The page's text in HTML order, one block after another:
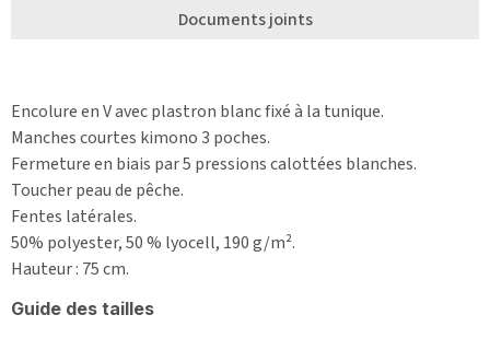
Documents joints
Encolure en V avec plastron blanc fixé à la tunique.
Manches courtes kimono 3 poches.
Fermeture en biais par 5 pressions calottées blanches.
Toucher peau de pêche.
Fentes latérales.
50% polyester, 50 % lyocell, 190 g/m².
Hauteur : 75 cm.
Guide des tailles